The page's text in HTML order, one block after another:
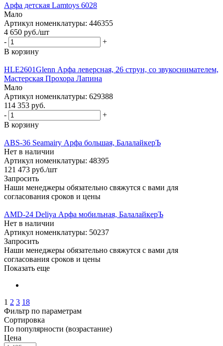
Арфа детская Lamtoys 6028
Мало
Артикул номенклатуры: 446355
4 650 руб./шт
-
+
В корзину
HLE2601Glenn Арфа леверсная, 26 струн, со звукоснимателем,
Мастерская Прохора Лапина
Мало
Артикул номенклатуры: 629388
114 353 руб.
-
+
В корзину
ABS-36 Seamairy Арфа большая, БалалайкерЪ
Нет в наличии
Артикул номенклатуры: 48395
121 473 руб./шт
Запросить
Наши менеджеры обязательно свяжутся с вами для
согласования сроков и цены
AMD-24 Deliya Арфа мобильная, БалалайкерЪ
Нет в наличии
Артикул номенклатуры: 50237
Запросить
Наши менеджеры обязательно свяжутся с вами для
согласования сроков и цены
Показать еще
1 2 3 18
Фильтр по параметрам
Сортировка
По популярности (возрастание)
Цена